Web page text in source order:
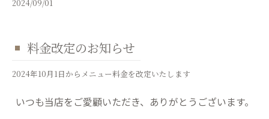
2024/09/01
料金改定のお知らせ
2024年10月1日からメニュー料金を改定いたします
いつも当店をご愛顧いただき、ありがとうございます。